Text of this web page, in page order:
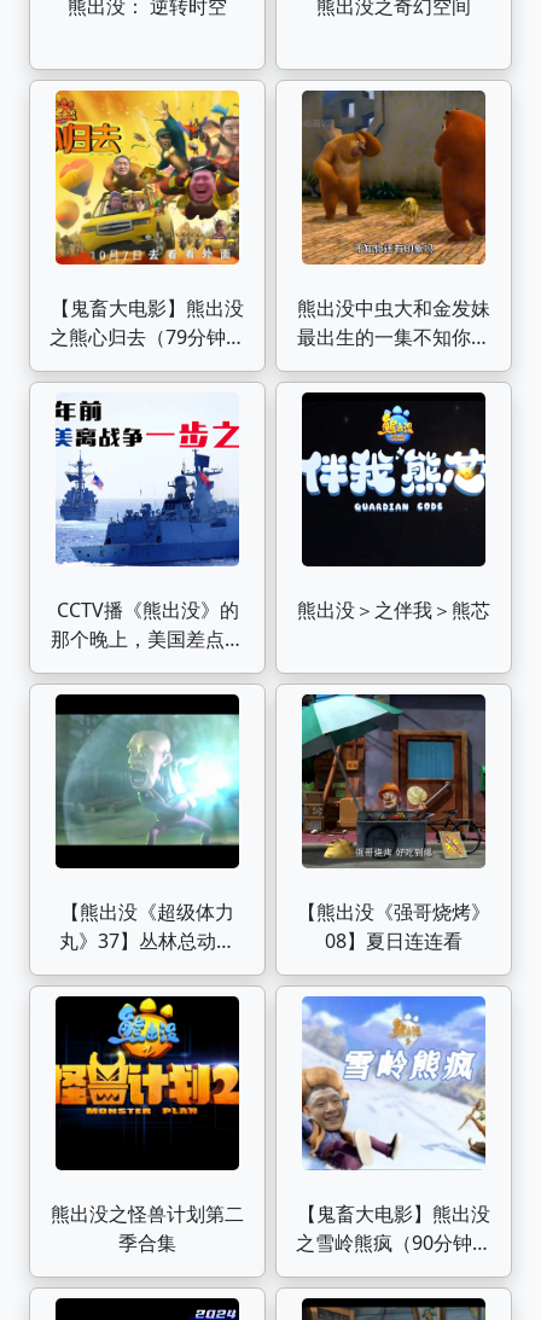
熊出没： 逆转时空 熊出没之奇幻空间
【鬼畜大电影】熊出没
之熊心归去（79分钟完
整版）
熊出没中虫大和金发妹
最出生的一集不知你还
有印象吗？
CCTV播《熊出没》的
那个晚上，美国差点在
中国搞起一场战争？
【乌鸦校尉】
熊出没＞之伴我＞熊芯
【熊出没《超级体力
丸》37】丛林总动员
旧版未删
【熊出没《强哥烧烤》
08】夏日连连看
熊出没之怪兽计划第二
季合集
【鬼畜大电影】熊出没
之雪岭熊疯（90分钟完
整版）